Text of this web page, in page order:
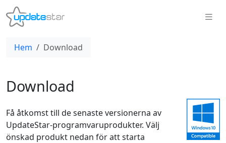
Hem Download
Download
Få åtkomst till de senaste versionerna av
UpdateStar-programvaruprodukter. Välj
önskad produkt nedan för att starta